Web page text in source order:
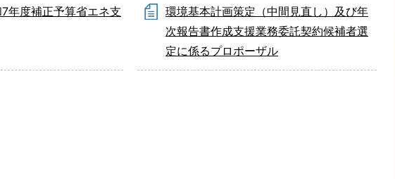
7年度補正予算省エネ支
環境基本計画策定（中間見直し）及び年
次報告書作成支援業務委託契約候補者選
定に係るプロポーザル